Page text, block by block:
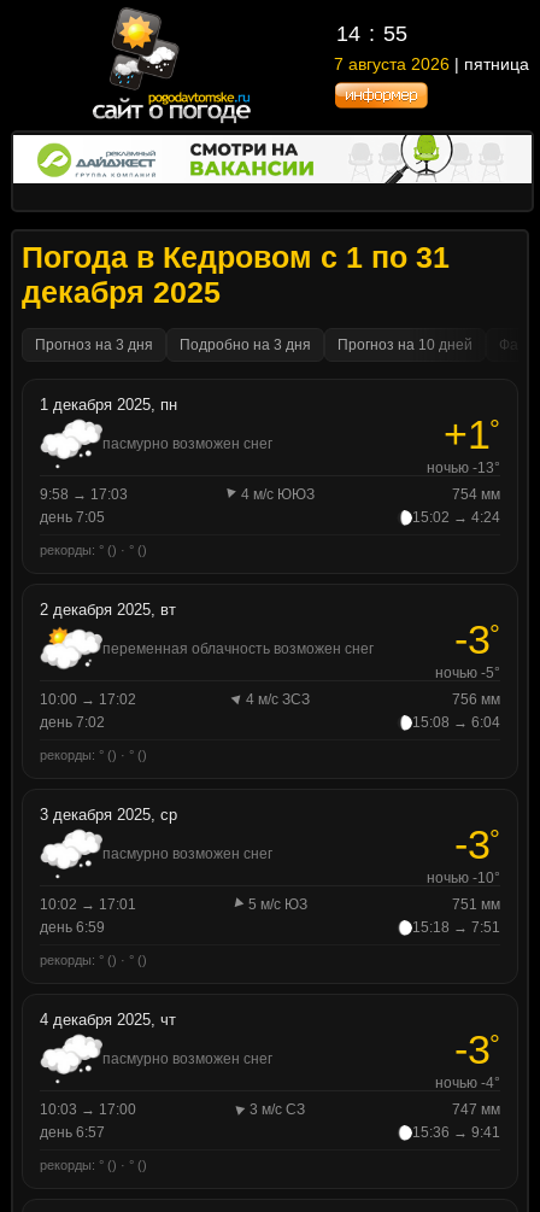
14 55
7 августа 2026 | пятница
Погода в Кедровом с 1 по 31
декабря 2025
Прогноз на 3 дня Подробно на 3 дня Прогноз на 10 дней
1 декабря 2025, пн
пасмурно возможен снег +1°
ночью -13°
9:58 → 17:03
4 м/с ЮЮЗ
754 мм
день 7:05
15:02 → 4:24
рекорды: ° () · ° ()
2 декабря 2025, вт
переменная облачность возможен снег -3°
ночью -5°
10:00 → 17:02
4 м/с ЗСЗ
756 мм
день 7:02
15:08 → 6:04
рекорды: ° () · ° ()
3 декабря 2025, ср
пасмурно возможен снег -3°
ночью -10°
10:02 → 17:01
5 м/с ЮЗ
751 мм
день 6:59
15:18 → 7:51
рекорды: ° () · ° ()
4 декабря 2025, чт
пасмурно возможен снег -3°
ночью -4°
10:03 → 17:00
3 м/с СЗ
747 мм
день 6:57
15:36 → 9:41
рекорды: ° () · ° ()